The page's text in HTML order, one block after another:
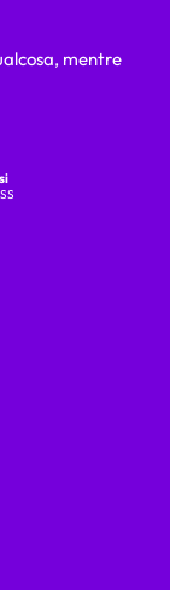
mentre